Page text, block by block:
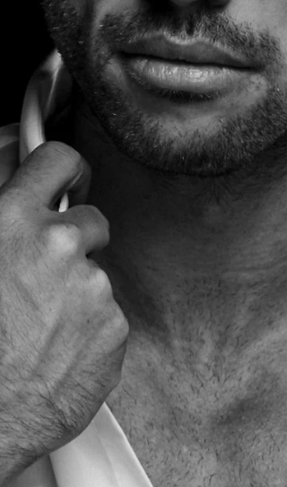
scrivere sul mio blog, ma oggi, dopo una
riflessione lunga e intensa, ho deciso di
condividere il mio pensiero di donna,
e moglie che osserva la nostra società
una preoccupazione che prima d’oggi non
si era sentita. Oggi non voglio parlare di
energia positiva perché in questo
momento riesco a scindere la mia vita pri